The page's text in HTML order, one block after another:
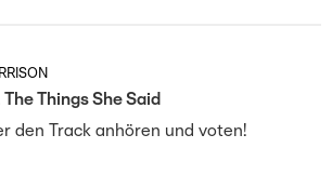
Things She Said
den Track anhören und voten!